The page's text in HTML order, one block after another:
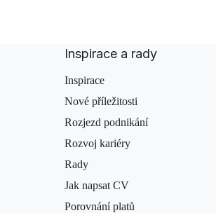
Inspirace a rady
Inspirace
Nové příležitosti
Rozjezd podnikání
Rozvoj kariéry
Rady
Jak napsat CV
Porovnání platů